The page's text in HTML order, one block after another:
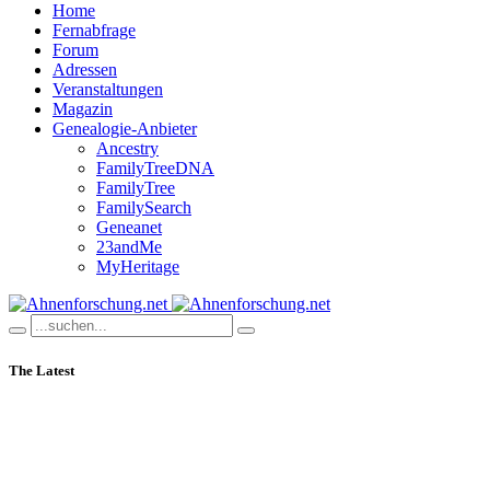
Home
Fernabfrage
Forum
Adressen
Veranstaltungen
Magazin
Genealogie-Anbieter
Ancestry
FamilyTreeDNA
FamilyTree
FamilySearch
Geneanet
23andMe
MyHeritage
The Latest